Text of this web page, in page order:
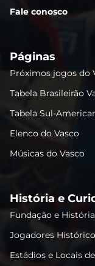
Fale conosco
Páginas
Próximos jogos do
Tabela Brasileirão
Tabela Sul-
Elenco do Vasco
Músicas do Vasco
História e
Fundação e
Jogadores
Estádios e Locais